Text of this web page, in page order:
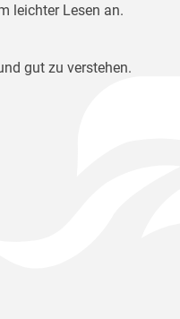
leichter Lesen an.
gut zu verstehen.